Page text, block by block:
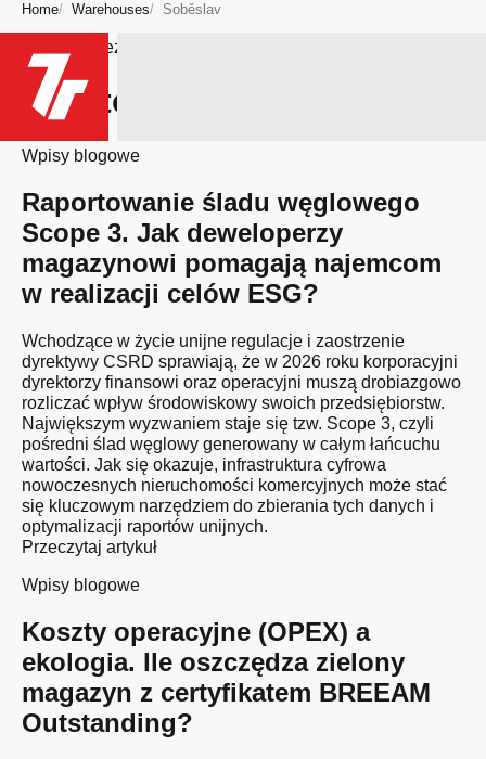
Home Warehouses Soběslav
Bądź na bieżąco
Miasto: Soběslav
Wpisy blogowe
Raportowanie śladu węglowego
Scope 3. Jak deweloperzy
magazynowi pomagają najemcom
w realizacji celów ESG?
Wchodzące w życie unijne regulacje i zaostrzenie
dyrektywy CSRD sprawiają, że w 2026 roku korporacyjni
dyrektorzy finansowi oraz operacyjni muszą drobiazgowo
rozliczać wpływ środowiskowy swoich przedsiębiorstw.
Największym wyzwaniem staje się tzw. Scope 3, czyli
pośredni ślad węglowy generowany w całym łańcuchu
wartości. Jak się okazuje, infrastruktura cyfrowa
nowoczesnych nieruchomości komercyjnych może stać
się kluczowym narzędziem do zbierania tych danych i
optymalizacji raportów unijnych.
Przeczytaj artykuł
Wpisy blogowe
Koszty operacyjne (OPEX) a
ekologia. Ile oszczędza zielony
magazyn z certyfikatem BREEAM
Outstanding?